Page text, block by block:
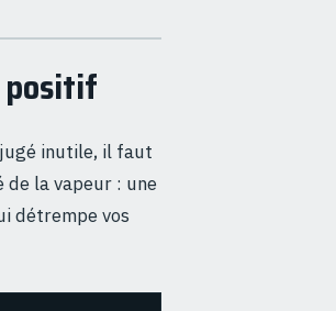
positif
inutile, il faut
la vapeur : une
détrempe vos